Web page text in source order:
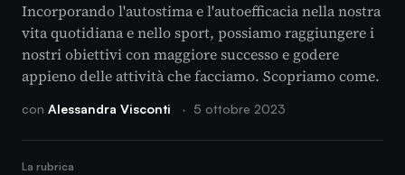
Incorporando l'autostima e l'autoefficacia nella nostra
vita quotidiana e nello sport, possiamo raggiungere i
nostri obiettivi con maggiore successo e godere
appieno delle attività che facciamo. Scopriamo come.
con Alessandra Visconti · 5 ottobre 2023
La rubrica